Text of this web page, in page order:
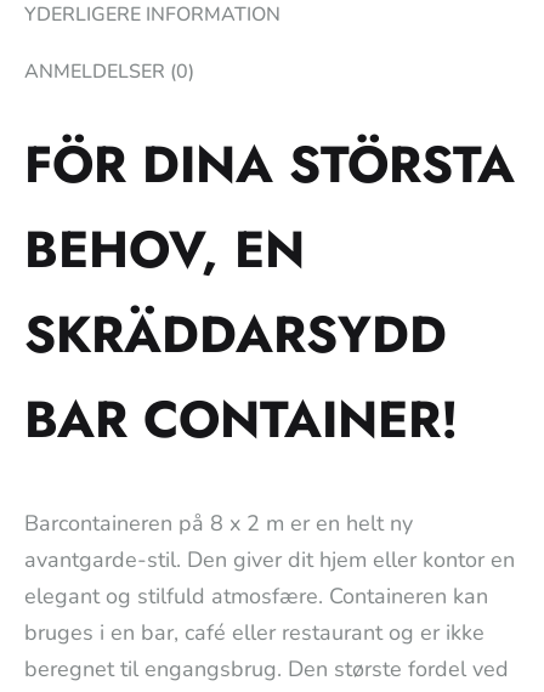
YDERLIGERE INFORMATION
ANMELDELSER (0)
FÖR DINA STÖRSTA
BEHOV, EN
SKRÄDDARSYDD
BAR CONTAINER!
Barcontaineren på 8 x 2 m er en helt ny
avantgarde-stil. Den giver dit hjem eller kontor en
elegant og stilfuld atmosfære. Containeren kan
bruges i en bar, café eller restaurant og er ikke
beregnet til engangsbrug. Den største fordel ved